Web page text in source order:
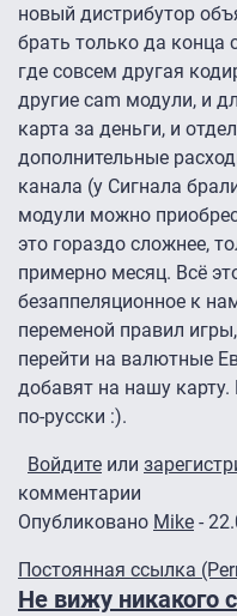
новый дистрибутор
брать только да конца
где совсем другая
другие cam модули, и
карта за деньги, и
дополнительные
канала (у Сигнала
модули можно
это гораздо сложнее,
примерно месяц. Всё
безаппеляционное к
переменой правил
перейти на валютные
добавят на нашу
по-русски :).
Войдите или
комментарии
Опубликовано Mike -
Постоянная ссылка
Не вижу никакого